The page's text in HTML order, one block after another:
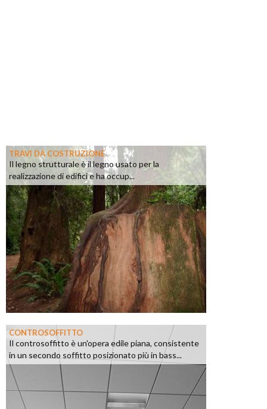
TRAVI DA COSTRUZIONE
Il legno strutturale è il legno usato per la
realizzazione di edifici e ha occup...
CONTROSOFFITTO
Il controsoffitto è un'opera edile piana, consistente
in un secondo soffitto posizionato più in bass...